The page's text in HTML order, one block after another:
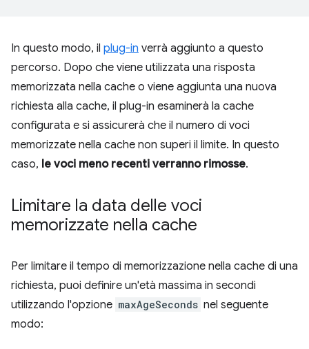
In questo modo, il plug-in verrà aggiunto a questo
percorso. Dopo che viene utilizzata una risposta
memorizzata nella cache o viene aggiunta una nuova
richiesta alla cache, il plug-in esaminerà la cache
configurata e si assicurerà che il numero di voci
memorizzate nella cache non superi il limite. In questo
caso, le voci meno recenti verranno rimosse.
Limitare la data delle voci
memorizzate nella cache
Per limitare il tempo di memorizzazione nella cache di una
richiesta, puoi definire un'età massima in secondi
utilizzando l'opzione maxAgeSeconds nel seguente
modo: